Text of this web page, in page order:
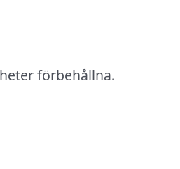
förbehållna.